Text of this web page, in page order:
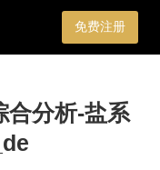
免费注册
合分析-盐系